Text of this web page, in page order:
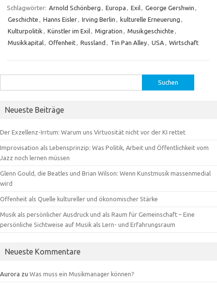
Schlagwörter: Arnold Schönberg , Europa , Exil, George Gershwin ,
Geschichte , Hanns Eisler, Irving Berlin , kulturelle Erneuerung ,
Kulturpolitik , Künstler im Exil, Migration , Musikgeschichte ,
Musikkapital, Offenheit, Russland , Tin Pan Alley, USA , Wirtschaft
nach:
Neueste Beiträge
Der Exzellenz-Irrtum: Warum uns Virtuosität nicht vor der KI rettet
Improvisation als Lebensprinzip: Was Politik, Arbeit und Öffentlichkeit vom
Jazz noch lernen müssen
Glenn Gould, die Beatles und Brian Wilson: Wenn Kunstmusik massenmedial
wird
Offenheit als Quelle kultureller und ökonomischer Stärke
Musik als persönlicher Ausdruck und als Raum für Gemeinschaft – Eine
persönliche Sichtweise auf Musik als Lern- und Erfahrungsraum
Neueste Kommentare
Aurora zu Was muss ein Musikmanager können?